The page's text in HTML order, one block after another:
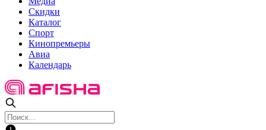
Скидки
Каталог
Спорт
Кинопремьеры
Авиа
Календарь